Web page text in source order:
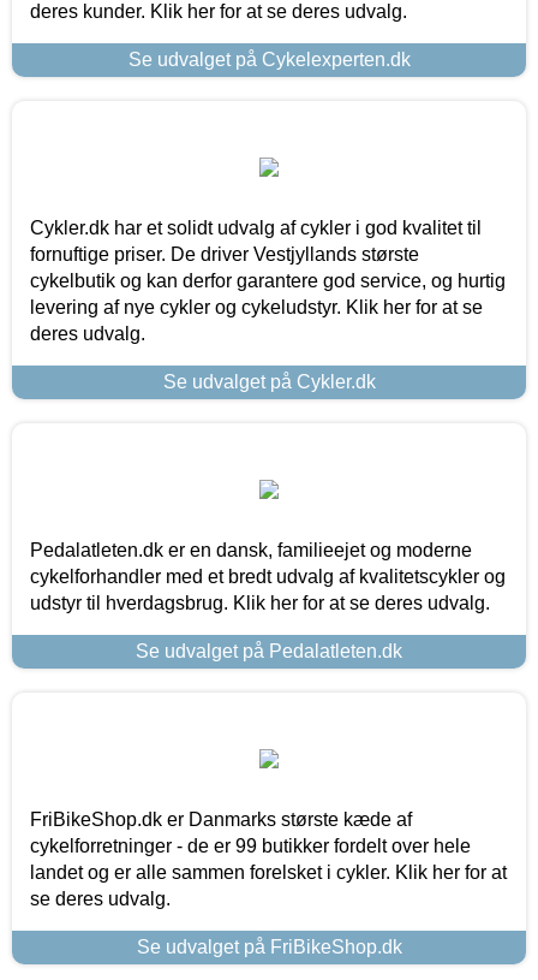
deres kunder. Klik her for at se deres udvalg.
Se udvalget på Cykelexperten.dk
Cykler.dk har et solidt udvalg af cykler i god kvalitet til
fornuftige priser. De driver Vestjyllands største
cykelbutik og kan derfor garantere god service, og hurtig
levering af nye cykler og cykeludstyr. Klik her for at se
deres udvalg.
Se udvalget på Cykler.dk
Pedalatleten.dk er en dansk, familieejet og moderne
cykelforhandler med et bredt udvalg af kvalitetscykler og
udstyr til hverdagsbrug. Klik her for at se deres udvalg.
Se udvalget på Pedalatleten.dk
FriBikeShop.dk er Danmarks største kæde af
cykelforretninger - de er 99 butikker fordelt over hele
landet og er alle sammen forelsket i cykler. Klik her for at
se deres udvalg.
Se udvalget på FriBikeShop.dk